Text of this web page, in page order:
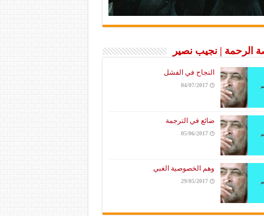
الرحمة | نجيب نصير
النجاح في الفشل
04/07/2017
ضائع في الترجمة
05/06/2017
وهم الخصوصية الغبي
29/05/2017